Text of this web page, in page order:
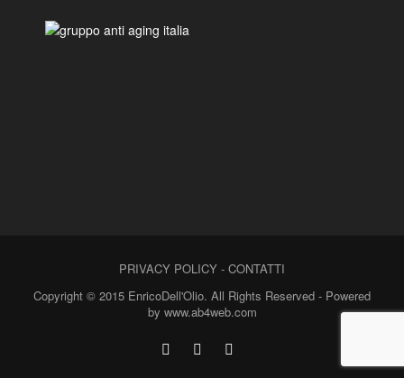
PRIVACY POLICY - CONTATTI
Copyright © 2015 EnricoDell'Olio. All Rights Reserved - Powered
by www.ab4web.com